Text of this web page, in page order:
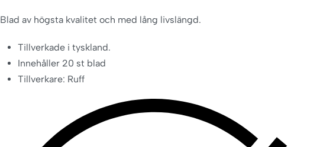
Blad av högsta kvalitet och med lång livslängd.
Tillverkade i tyskland.
Innehåller 20 st blad
Tillverkare: Ruff